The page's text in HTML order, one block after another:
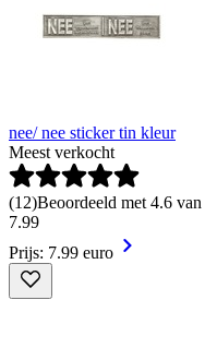
nee/ nee sticker tin kleur
Meest verkocht
(12)Beoordeeld met 4.6
7.99
Prijs: 7.99 euro